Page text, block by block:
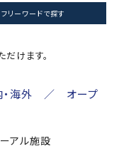
フリーワードで探す
けます。
・海外 ／ オープ
アル施設